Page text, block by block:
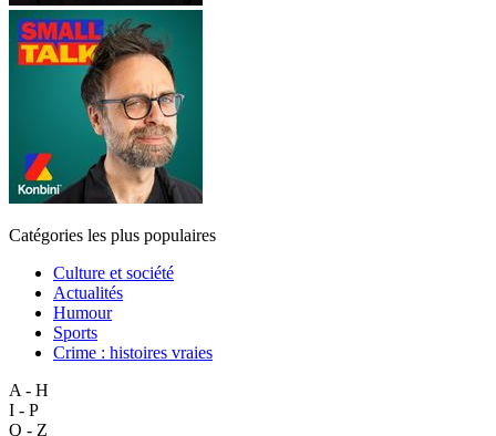
Catégories les plus populaires
Culture et société
Actualités
Humour
Sports
Crime : histoires vraies
A - H
I - P
Q - Z